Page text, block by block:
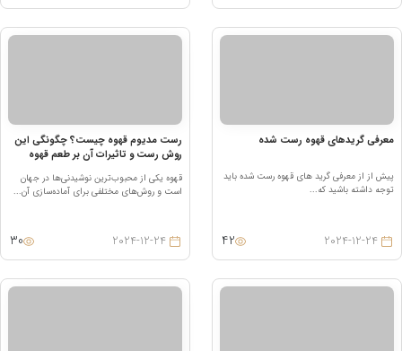
گریدهای قهوه رست شده
از از معرفی گرید های قهوه رست شده باید
داشته باشید که...
2024-12-24
42
رست مدیوم قهوه چیست؟ چگونگی این
روش رست و تاثیرات آن بر طعم قهوه
قهوه یکی از محبوب‌ترین نوشیدنی‌ها در جهان
است و روش‌های مختلفی برای آماده‌سازی آن...
2024-12-24
30